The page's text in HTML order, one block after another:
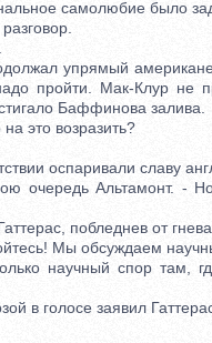
самолюбие было
упрямый
пройти. Мак-Клур не
Баффинова залива.
это возразить?
оспаривали славу
Альтамонт. - Но
побледнев от
Мы обсуждаем
научный спор там,
в голосе заявил